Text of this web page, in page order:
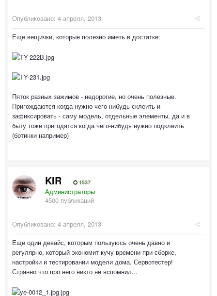
Опубликовано: 4 апреля, 2013
Еще вещички, которые полезно иметь в достатке:
Пяток разных зажимов - недорогие, но очень полезные.
Пригождаются когда нужно чего-нибудь склеить и
зафиксировать - саму модель, отдельные элементы, да и в
быту тоже пригодятся когда чего-нибудь нужно подклеить
(ботинки например)
KIR 1537
Администраторы
4500 публикаций
Опубликовано: 4 апреля, 2013
Еще один девайс, которым пользуюсь очень давно и
регулярно, который экономит кучу времени при сборке,
настройки и тестировании модели дома. Сервотестер!
Странно что про него никто не вспомнил...